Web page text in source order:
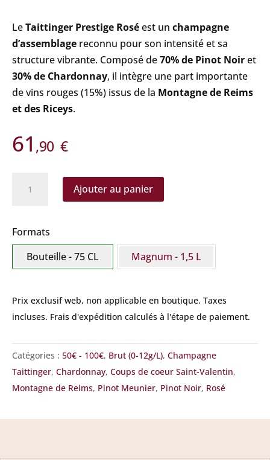
LeTaittinger Prestige Roséest un champagne
d’assemblage reconnu pour son intensité et sa
structure vibrante. Composé de70% de Pinot Noiret
30% de Chardonnay, il intègre une part importante
de vins rouges (15%) issus de la Montagne de Reims
et des Riceys.
61 ,90 €
-
Prestige
Rosé
Ajouter au panier
Formats
Bouteille - 75 CL
Magnum - 1,5 L
Prix exclusif web, non applicable en boutique. Taxes
incluses. Frais d'expédition calculés à l'étape de paiement.
Catégories : 50€ - 100€, Brut (0-12g/L), Champagne
Taittinger, Chardonnay, Coups de coeur Saint-Valentin,
Montagne de Reims, Pinot Meunier, Pinot Noir, Rosé